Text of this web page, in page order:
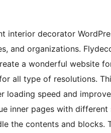
interior decorator
and organizations.
a wonderful website
all type of resolutions.
loading speed and
inner pages with
the contents and blocks.